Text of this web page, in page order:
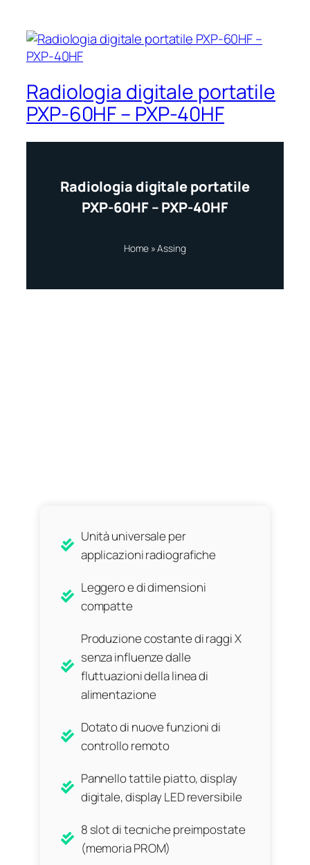
Radiologia digitale portatile
PXP-60HF – PXP-40HF
Radiologia digitale portatile
PXP-60HF – PXP-40HF
Home»Assing
Unità universale per
applicazioni radiografiche
Leggero e di dimensioni
compatte
Produzione costante di raggi X
senza influenze dalle
fluttuazioni della linea di
alimentazione
Dotato di nuove funzioni di
controllo remoto
Pannello tattile piatto, display
digitale, display LED reversibile
8 slot di tecniche preimpostate
(memoria PROM)